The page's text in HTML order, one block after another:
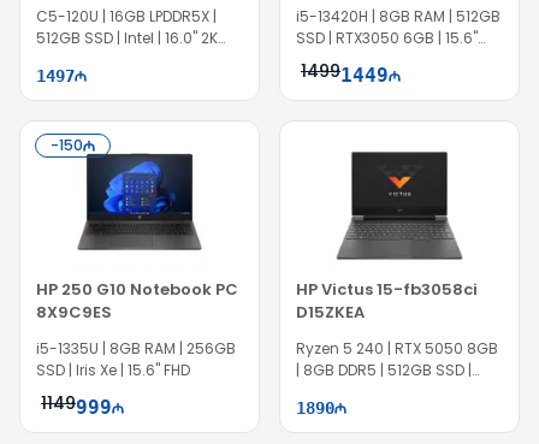
C5-120U | 16GB LPDDR5X |
512GB SSD | Intel | 16.0" 2K
1497
i5-13420H | 8GB RAM | 512GB
SSD | RTX3050 6GB | 15.6"
FHD | 144Hz | Win11 | EC0743
14991449
-150
HP 250 G10 Notebook PC
8X9C9ES
i5-1335U | 8GB RAM | 256GB
SSD | Iris Xe | 15.6" FHD
1149999
HP Victus 15-fb3058ci
D15ZKEA
Ryzen 5 240 | RTX 5050 8GB
| 8GB DDR5 | 512GB SSD |
1890